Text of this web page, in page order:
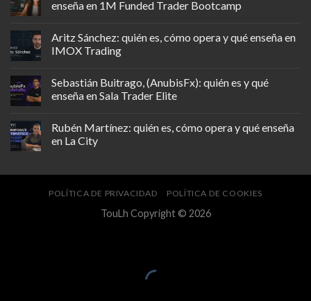
enseña en 1M Funded Trader Bootcamp
Aritz Sánchez: quién es, cómo opera y qué enseña en
IMOX Trading
Sebastián Buitrago, (AnubisFx): quién es y qué
enseña en Sala Trader Elite
Rubén Martínez: quién es, cómo opera y qué enseña
en La City
POLÍTICA DE PRIVACIDAD POLÍTICA DE COOKIES
TouLh Copyright © 2026